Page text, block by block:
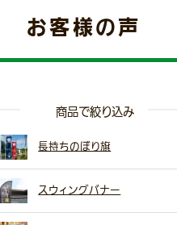
お客様の声
商品で絞り込み
長持ちのぼり旗
スウィングバナー